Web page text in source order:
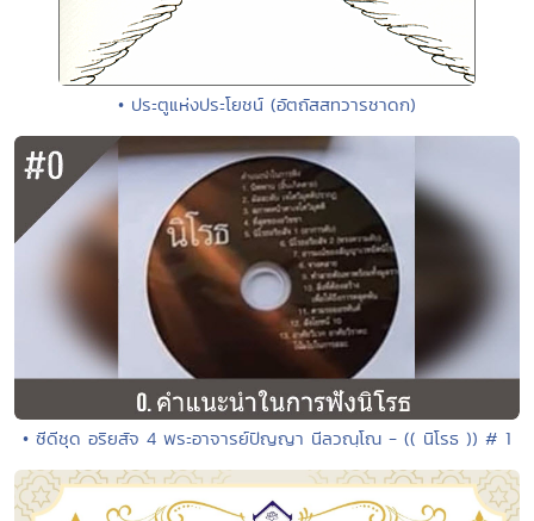
• ประตูแห่งประโยชน์ (อัตถัสสทวารชาดก)
• ซีดีชุด อริยสัจ 4 พระอาจารย์ปัญญา นีลวณฺโณ - (( นิโรธ )) # 1